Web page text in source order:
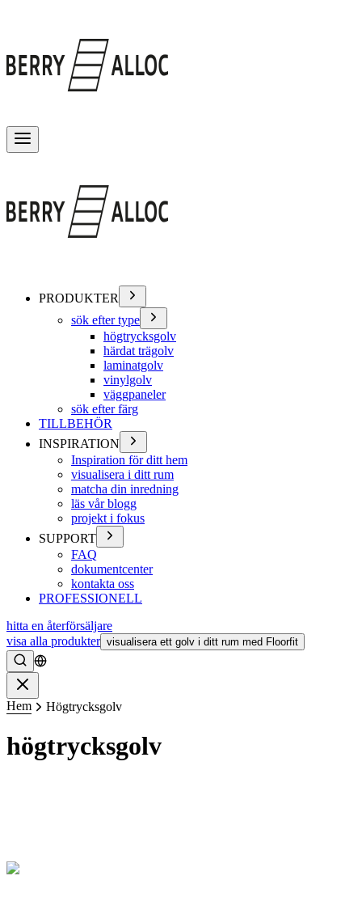
PRODUKTER
sök efter type
högtrycksgolv
härdat trägolv
laminatgolv
vinylgolv
väggpaneler
sök efter färg
TILLBEHÖR
INSPIRATION
Inspiration för ditt hem
visualisera i ditt rum
matcha din inredning
läs vår blogg
projekt i fokus
SUPPORT
FAQ
dokumentcenter
kontakta oss
PROFESSIONELL
hitta en återförsäljare
visa alla produkter visualisera ett golv i ditt rum med Floorfit
Söka
Hem Högtrycksgolv
högtrycksgolv